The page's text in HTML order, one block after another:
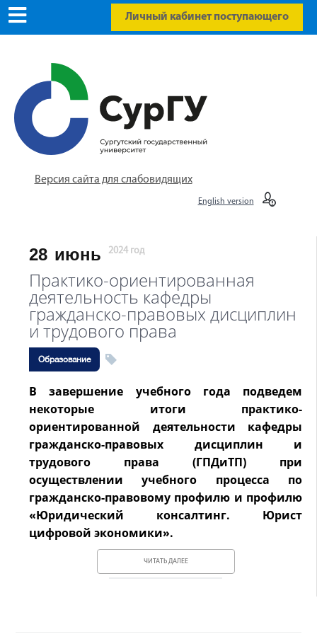
Личный кабинет поступающего
Версия сайта для слабовидящих
English version
28 июнь 2024 год
Практико-ориентированная
деятельность кафедры
гражданско-правовых дисциплин
и трудового права
Образование
В завершение учебного года подведем
некоторые итоги практико-
ориентированной деятельности кафедры
гражданско-правовых дисциплин и
трудового права (ГПДиТП) при
осуществлении учебного процесса по
гражданско-правовому профилю и профилю
«Юридический консалтинг. Юрист
цифровой экономики».
ЧИТАТЬ ДАЛЕЕ